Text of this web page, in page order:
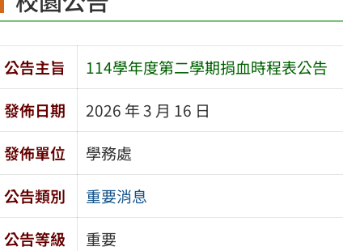
公告主旨
114學年度第二學期捐血時程表公告
發佈日期
2026 年 3 月 16 日
發佈單位
學務處
公告類別
重要消息
公告等級
重要